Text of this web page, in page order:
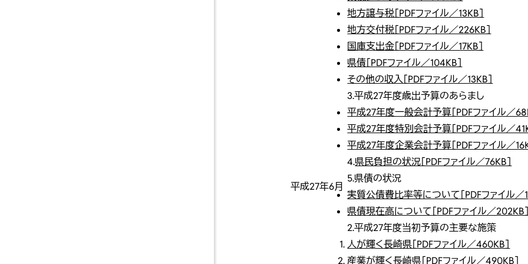
平成27年6月
地方譲与税［PDFファイル／13KB］
地方交付税［PDFファイル／226KB］
国庫支出金［PDFファイル／17KB］
県債［PDFファイル／104KB］
その他の収入［PDFファイル／13KB］
3.平成27年度歳出予算のあらまし
平成27年度一般会計予算［PDFファイル／
平成27年度特別会計予算［PDFファイル／
平成27年度企業会計予算［PDFファイル／
4.県民負担の状況［PDFファイル／76KB］
5.県債の状況
実質公債費比率等について［PDFファイル／
県債現在高について［PDFファイル／202KB］
2.平成27年度当初予算の主要な施策
人が輝く長崎県［PDFファイル／460KB］
産業が輝く長崎県［PDFファイル／490KB］